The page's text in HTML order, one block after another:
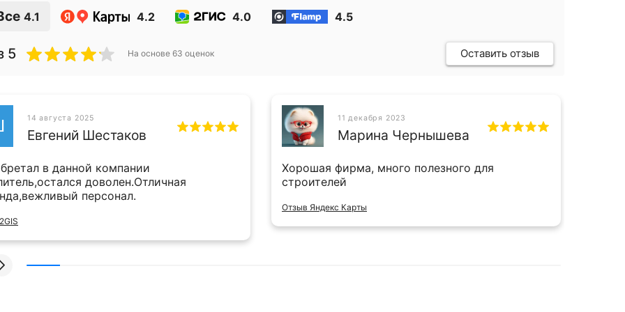
4.1 4.2 4.0 4.5
5 На основе 63 оценок Оставить отзыв
14 августа 2025
Евгений Шестаков
в данной компании
доволен.Отличная
персонал.
11 декабря 2023
Марина Чернышева
Хорошая фирма, много полезного для
строителей
Отзыв Яндекс Карты